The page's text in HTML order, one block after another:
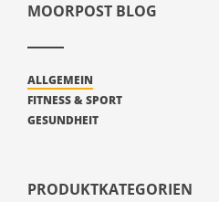
MOORPOST BLOG
ALLGEMEIN
FITNESS & SPORT
GESUNDHEIT
PRODUKTKATEGORIEN